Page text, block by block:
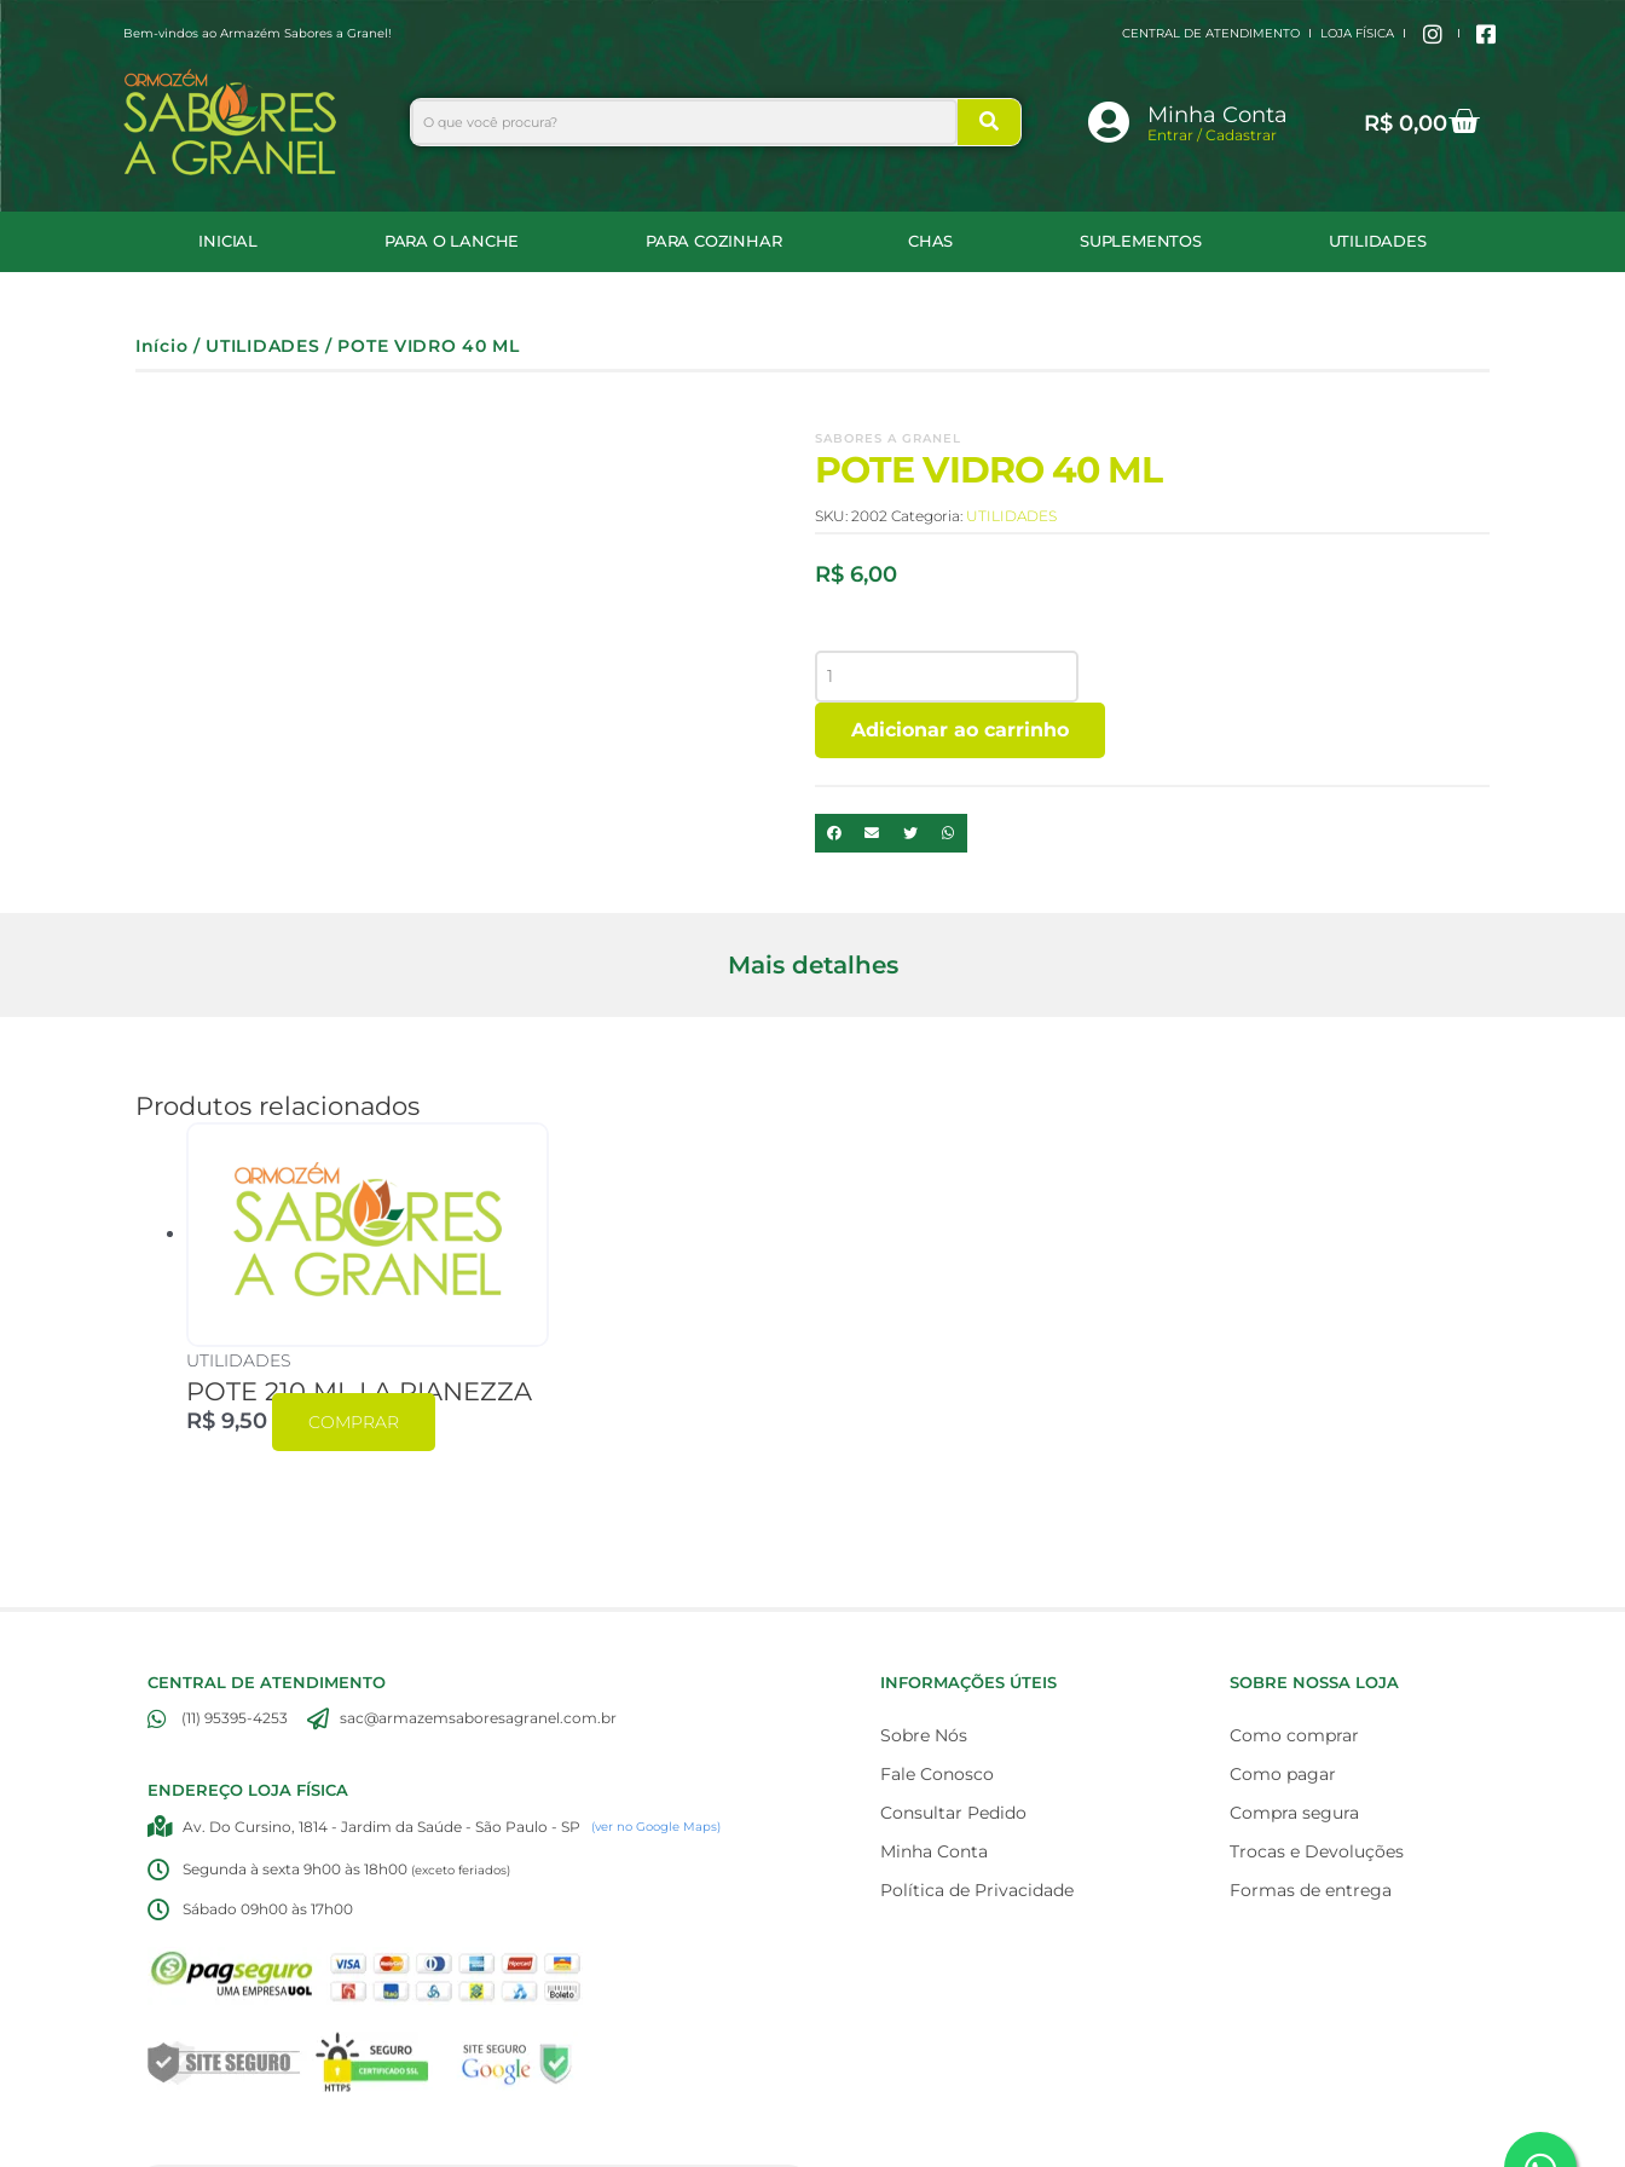
para
o
conteúdo
Bem-vindos ao Armazém Sabores a Granel! CENTRAL DE ATENDIMENTO LOJA FÍSICA
Search Minha Conta
Entrar / Cadastrar R$ 0,00Cart
INICIAL PARA O LANCHE PARA COZINHAR CHAS SUPLEMENTOS UTILIDADES
Início / UTILIDADES / POTE VIDRO 40 ML
SABORES A GRANEL
POTE VIDRO 40 ML
SKU: 2002 Categoria: UTILIDADES
R$6,00
Adicionar ao carrinho
Mais detalhes
Produtos relacionados
UTILIDADES
POTE 210 ML LA PIANEZZA
R$ 9,50 COMPRAR
CENTRAL DE ATENDIMENTO
(11) 95395-4253 sac@armazemsaboresagranel.com.br
ENDEREÇO LOJA FÍSICA
Av. Do Cursino, 1814 - Jardim da Saúde - São Paulo - SP (ver no Google Maps)
Segunda à sexta 9h00 às 18h00 (exceto feriados)
Sábado 09h00 às 17h00
INFORMAÇÕES ÚTEIS
Sobre Nós
Fale Conosco
Consultar Pedido
Minha Conta
Política de Privacidade
SOBRE NOSSA LOJA
Como comprar
Como pagar
Compra segura
Trocas e Devoluções
Formas de entrega